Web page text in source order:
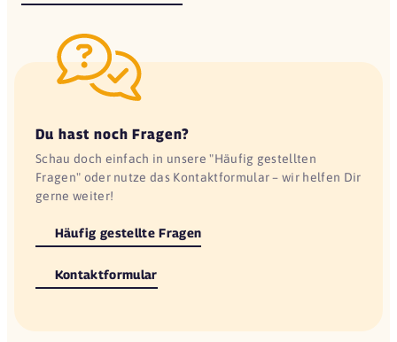
Du hast noch Fragen?
Schau doch einfach in unsere "Häufig gestellten
Fragen" oder nutze das Kontaktformular – wir helfen Dir
gerne weiter!
Häufig gestellte Fragen
Kontaktformular